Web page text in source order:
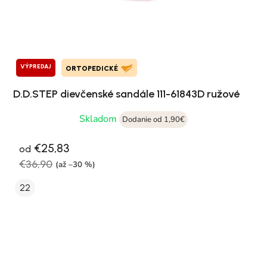
VÝPREDAJ ORTOPEDICKÉ
D.D.STEP dievčenské sandále 111-61843D ružové
Skladom
Dodanie od 1,90€
od €25,83
€36,90 (až –30 %)
22